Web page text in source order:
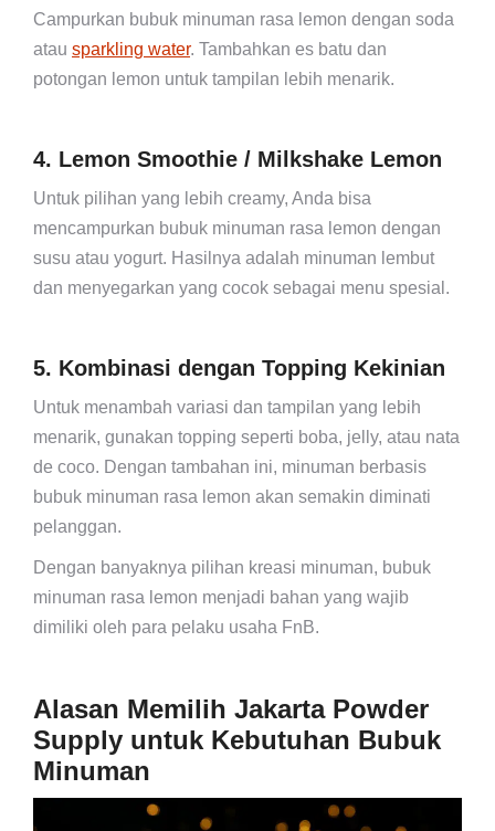
Campurkan bubuk minuman rasa lemon dengan soda
atau sparkling water. Tambahkan es batu dan
potongan lemon untuk tampilan lebih menarik.
4. Lemon Smoothie / Milkshake Lemon
Untuk pilihan yang lebih creamy, Anda bisa
mencampurkan bubuk minuman rasa lemon dengan
susu atau yogurt. Hasilnya adalah minuman lembut
dan menyegarkan yang cocok sebagai menu spesial.
5. Kombinasi dengan Topping Kekinian
Untuk menambah variasi dan tampilan yang lebih
menarik, gunakan topping seperti boba, jelly, atau nata
de coco. Dengan tambahan ini, minuman berbasis
bubuk minuman rasa lemon akan semakin diminati
pelanggan.
Dengan banyaknya pilihan kreasi minuman, bubuk
minuman rasa lemon menjadi bahan yang wajib
dimiliki oleh para pelaku usaha FnB.
Alasan Memilih Jakarta Powder
Supply untuk Kebutuhan Bubuk
Minuman